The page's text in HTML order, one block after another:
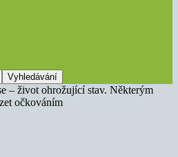
– život ohrožující stav. Některým
očkováním